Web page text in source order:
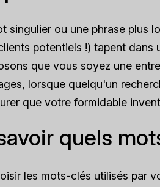
singulier ou une phrase plus
potentiels !) tapent
que vous soyez une
lorsque quelqu'un
que votre formidable
quels
les mots-clés utilisés par